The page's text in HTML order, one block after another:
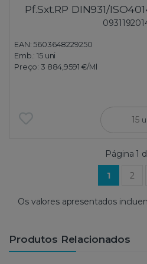
Pf.Sxt.RP DIN931/
EAN: 5603648229250
Emb.:15 uni
Preço: 3 884,9591 €/Ml
Página 1
1(current)
2
Os valores apresentados
Produtos Relacionados